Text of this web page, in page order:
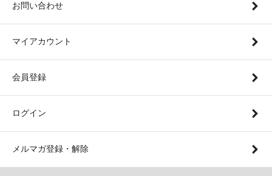
お問い合わせ
マイアカウント
会員登録
ログイン
メルマガ登録・解除